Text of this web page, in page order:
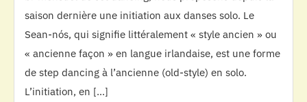
saison dernière une initiation aux danses solo. Le
Sean-nós, qui signifie littéralement « style ancien » ou
« ancienne façon » en langue irlandaise, est une forme
de step dancing à l’ancienne (old-style) en solo.
L’initiation, en […]